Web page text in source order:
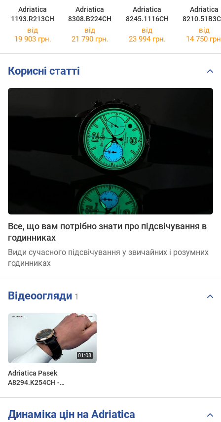
Adriatica
1193.R213CH
Adriatica
8308.B224CH
Adriatica
8245.1116CH
Adriatica
від
19 903 грн.
від
21 790 грн.
від
23 994 грн.
від
14 750
Корисні статті
Все, що вам потрібно знати про підсвічування в
годинниках
Види сучасного підсвічування у звичайних і розумних
годинниках
Відеоогляди 1
Adriatica Pasek
A8294.K254CH -
Динаміка цін на Adriatica